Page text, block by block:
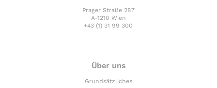
Prager Straße 287
A-1210 Wien
+43 (1) 31 99 300
Über uns
Grundsätzliches